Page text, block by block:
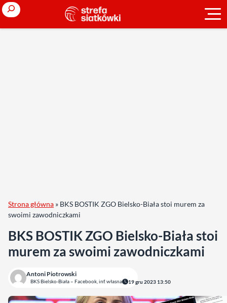
Search
Strona główna » BKS BOSTIK ZGO Bielsko-Biała stoi murem za
swoimi zawodniczkami
BKS BOSTIK ZGO Bielsko-Biała stoi
murem za swoimi zawodniczkami
Antoni Piotrowski
BKS Bielsko-Biała – Facebook, inf. własna 19 gru 2023 13:50